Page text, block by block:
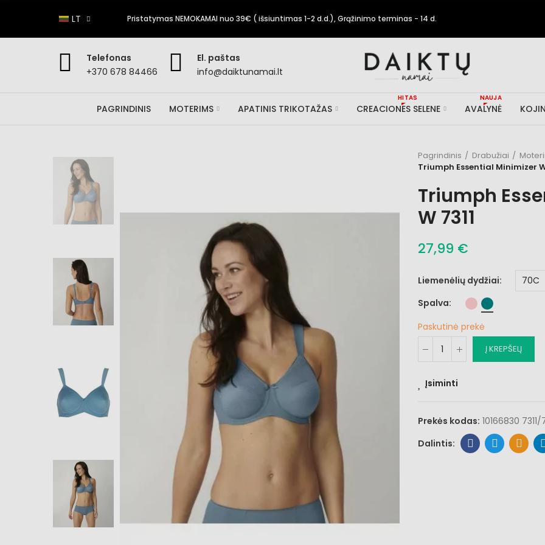
LT Pristatymas NEMOKAMAI nuo 39€ ( išsiuntimas 1-2 d.d.), Grąžinimo terminas - 14 d.
Telefonas
+370 678 84466
El. paštas
info@daiktunamai.lt
PAGRINDINIS MOTERIMS APATINIS TRIKOTAŽAS CREACIONES SELENE
HITAS
AVALYNĖ
NAUJA
Pagrindinis Drabužiai
Triumph Essential Minimizer W
Triumph
W 7311
27,99 €
Liemenėlių dydžiai
Spalva
Paskutinė prekė
Į KREPŠELĮ
Įsiminti
Prekės kodas: 10166830 7311/